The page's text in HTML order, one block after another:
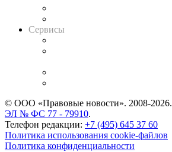
Сервисы
© ООО «Правовые новости». 2008-2026.
ЭЛ № ФС 77 - 79910.
Телефон редакции: +7 (495) 645 37 60
Политика использования cookie-файлов
Политика конфиденциальности